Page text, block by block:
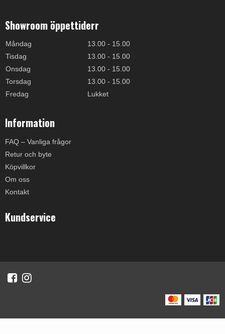
Showroom öppettiderr
Måndag
13.00 - 15.00
Tisdag
13.00 - 15.00
Onsdag
13.00 - 15.00
Torsdag
13.00 - 15.00
Fredag
Lukket
Information
FAQ – Vanliga frågor
Retur och byte
Köpvillkor
Om oss
Kontakt
Kundservice